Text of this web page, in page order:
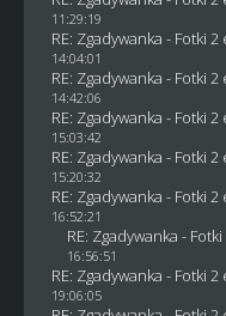
11:29:19
RE: Zgadywanka - Fotki 2
14:04:01
RE: Zgadywanka - Fotki 2
14:42:06
RE: Zgadywanka - Fotki 2
15:03:42
RE: Zgadywanka - Fotki 2
15:20:32
RE: Zgadywanka - Fotki 2
16:52:21
RE: Zgadywanka -
16:56:51
RE: Zgadywanka - Fotki 2
19:06:05